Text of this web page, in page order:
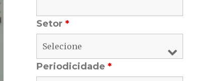
Setor *
Periodicidade *